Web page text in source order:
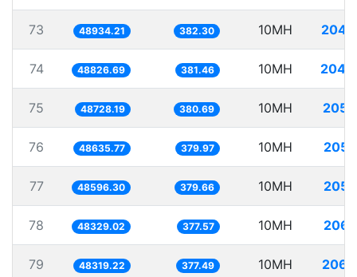
73 48934.21 382.30 10MH
74 48826.69 381.46 10MH
75 48728.19 380.69 10MH
76 48635.77 379.97 10MH
77 48596.30 379.66 10MH
78 48329.02 377.57 10MH
79 48319.22 377.49 10MH